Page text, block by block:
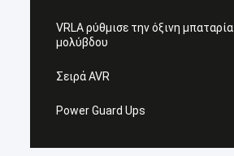
VRLA ρύθμισε την όξινη μπαταρία
μολύβδου
Σειρά AVR
Power Guard Ups